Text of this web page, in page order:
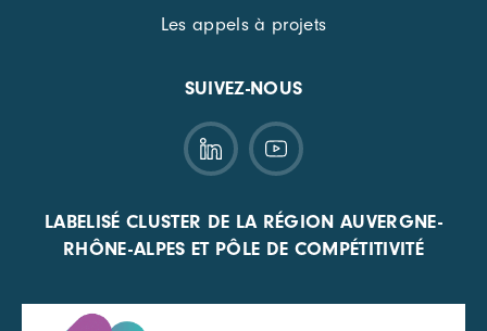
Les appels à projets
SUIVEZ-NOUS
LABELISÉ CLUSTER DE LA RÉGION AUVERGNE-
RHÔNE-ALPES ET PÔLE DE COMPÉTITIVITÉ